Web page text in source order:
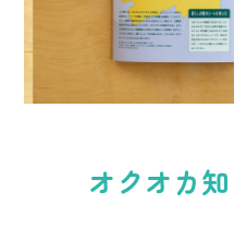
オクオカ